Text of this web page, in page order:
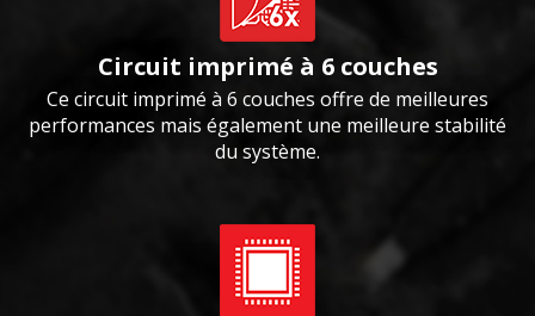
Circuit imprimé à 6 couches
Ce circuit imprimé à 6 couches offre de meilleures
performances mais également une meilleure stabilité
du système.